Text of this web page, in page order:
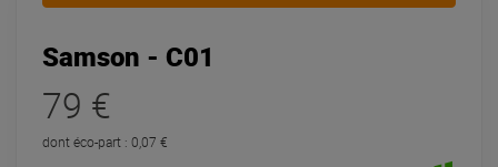
Samson - C01
79 €
dont éco-part : 0,07 €